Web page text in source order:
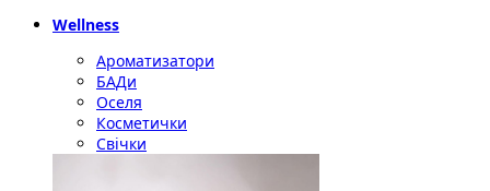
Wellness
Ароматизатори
БАДи
Оселя
Косметички
Свічки